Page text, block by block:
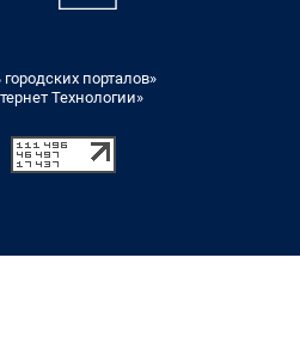
порталов»
Технологии»